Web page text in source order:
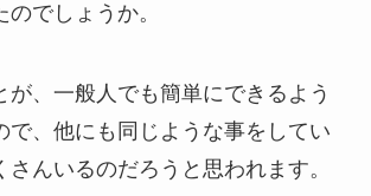
でしょうか。
が、一般人でも簡単にできるよう
で、他にも同じような事をしてい
さんいるのだろうと思われます。